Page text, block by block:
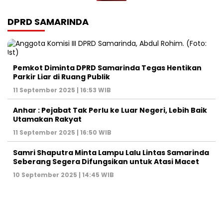
DPRD SAMARINDA
Pemkot Diminta DPRD Samarinda Tegas Hentikan
Parkir Liar di Ruang Publik
11 September 2025 | 16:53 WIB
Anhar : Pejabat Tak Perlu ke Luar Negeri, Lebih Baik
Utamakan Rakyat
11 September 2025 | 16:50 WIB
Samri Shaputra Minta Lampu Lalu Lintas Samarinda
Seberang Segera Difungsikan untuk Atasi Macet
10 September 2025 | 14:45 WIB